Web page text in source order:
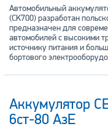
Автомобильный
(CK700) разработан
предназначен для
автомобилей с высокими
источнику питания и
бортового
Аккумулятор
6ст-80 АзЕ